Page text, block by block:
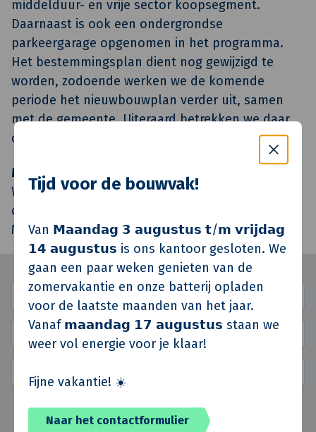
Tijd voor de bouwvak!
Van 𝗠𝗮𝗮𝗻𝗱𝗮𝗴 𝟯 𝗮𝘂𝗴𝘂𝘀𝘁𝘂𝘀 𝘁/𝗺 𝘃𝗿𝗶𝗷𝗱𝗮𝗴
𝟭𝟰 𝗮𝘂𝗴𝘂𝘀𝘁𝘂𝘀 is ons kantoor gesloten. We
gaan een paar weken genieten van de
zomervakantie en onze batterij opladen
voor de laatste maanden van het jaar.
Vanaf 𝗺𝗮𝗮𝗻𝗱𝗮𝗴 𝟭𝟳 𝗮𝘂𝗴𝘂𝘀𝘁𝘂𝘀 staan we
weer vol energie voor je klaar!
Fijne vakantie! ☀️
Naar het contactformulier
middelduur- en vrije sector koopsegment.
Daarnaast is ook een ondergrondse
parkeergarage opgenomen in het programma.
Het bestemmingsplan dient nog gewijzigd te
worden, zodoende werken we de komende
periode het nieuwbouwplan verder uit, samen
met de gemeente. Uiteraard betrekken we daar
ook omwonenden en belanghebbenden bij.
Meld je aan
Wil je als belangstellende omwonende, huurder
of koper op de hoogte blijven?
Meld je dan hieronder aan.